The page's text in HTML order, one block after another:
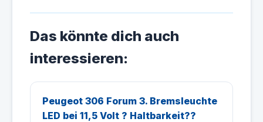
Das könnte dich auch
interessieren:
Peugeot 306 Forum 3. Bremsleuchte
LED bei 11,5 Volt ? Haltbarkeit??